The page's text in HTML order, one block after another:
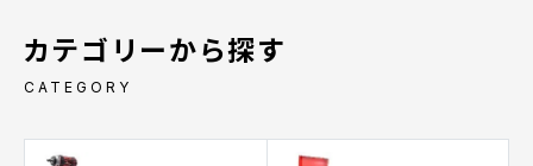
カテゴリーから探す
CATEGORY